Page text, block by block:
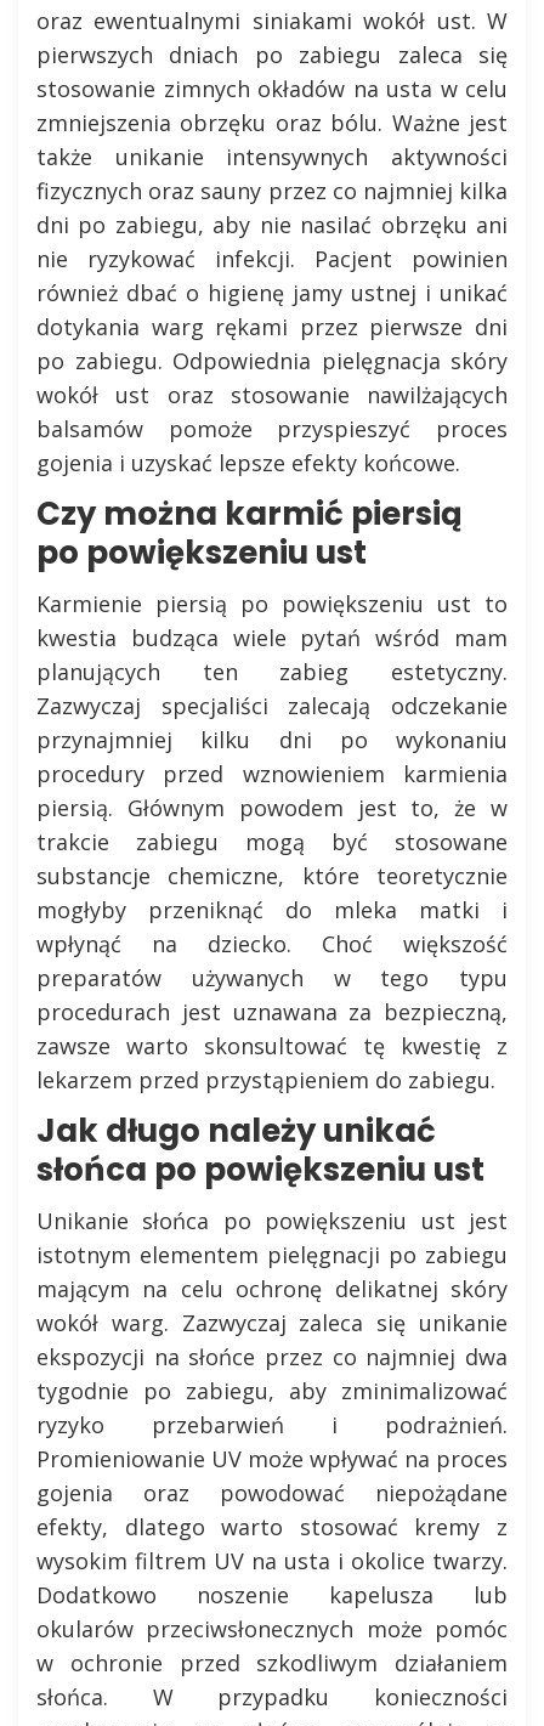
oraz ewentualnymi siniakami wokół ust. W
pierwszych dniach po zabiegu zaleca się
stosowanie zimnych okładów na usta w celu
zmniejszenia obrzęku oraz bólu. Ważne jest
także unikanie intensywnych aktywności
fizycznych oraz sauny przez co najmniej kilka
dni po zabiegu, aby nie nasilać obrzęku ani
nie ryzykować infekcji. Pacjent powinien
również dbać o higienę jamy ustnej i unikać
dotykania warg rękami przez pierwsze dni
po zabiegu. Odpowiednia pielęgnacja skóry
wokół ust oraz stosowanie nawilżających
balsamów pomoże przyspieszyć proces
gojenia i uzyskać lepsze efekty końcowe.
Czy można karmić piersią
po powiększeniu ust
Karmienie piersią po powiększeniu ust to
kwestia budząca wiele pytań wśród mam
planujących ten zabieg estetyczny.
Zazwyczaj specjaliści zalecają odczekanie
przynajmniej kilku dni po wykonaniu
procedury przed wznowieniem karmienia
piersią. Głównym powodem jest to, że w
trakcie zabiegu mogą być stosowane
substancje chemiczne, które teoretycznie
mogłyby przeniknąć do mleka matki i
wpłynąć na dziecko. Choć większość
preparatów używanych w tego typu
procedurach jest uznawana za bezpieczną,
zawsze warto skonsultować tę kwestię z
lekarzem przed przystąpieniem do zabiegu.
Jak długo należy unikać
słońca po powiększeniu ust
Unikanie słońca po powiększeniu ust jest
istotnym elementem pielęgnacji po zabiegu
mającym na celu ochronę delikatnej skóry
wokół warg. Zazwyczaj zaleca się unikanie
ekspozycji na słońce przez co najmniej dwa
tygodnie po zabiegu, aby zminimalizować
ryzyko przebarwień i podrażnień.
Promieniowanie UV może wpływać na proces
gojenia oraz powodować niepożądane
efekty, dlatego warto stosować kremy z
wysokim filtrem UV na usta i okolice twarzy.
Dodatkowo noszenie kapelusza lub
okularów przeciwsłonecznych może pomóc
w ochronie przed szkodliwym działaniem
słońca. W przypadku konieczności